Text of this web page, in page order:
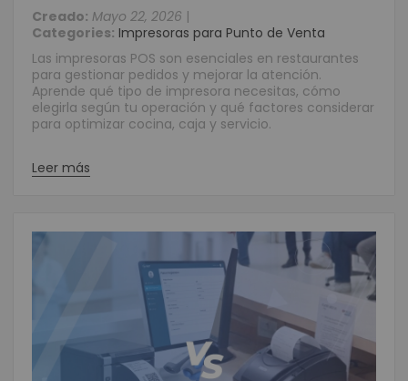
Creado: Mayo 22, 2026 |
Categories: Impresoras para Punto de Venta
Las impresoras POS son esenciales en restaurantes
para gestionar pedidos y mejorar la atención.
Aprende qué tipo de impresora necesitas, cómo
elegirla según tu operación y qué factores considerar
para optimizar cocina, caja y servicio.
Leer más